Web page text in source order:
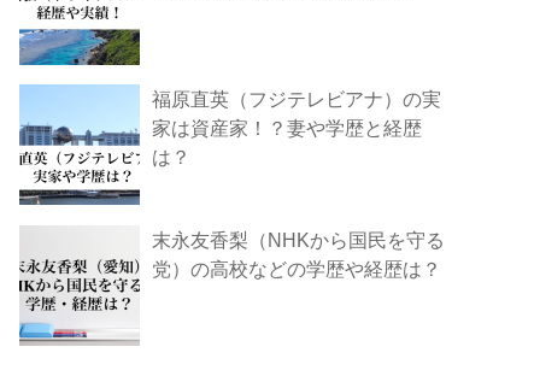
福原直英（フジテレビアナ）の実
家は資産家！？妻や学歴と経歴
は？
末永友香梨（NHKから国民を守る
党）の高校などの学歴や経歴は？